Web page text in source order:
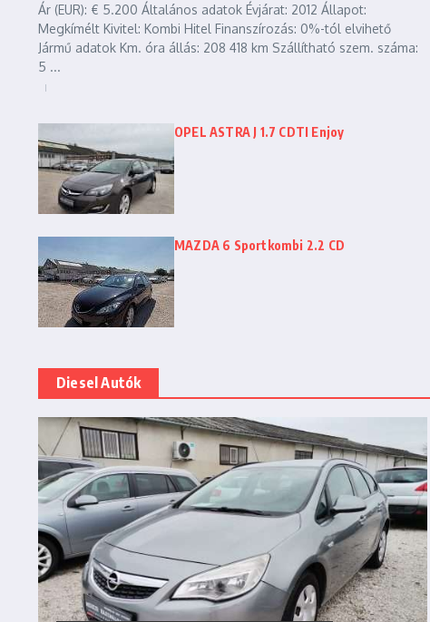
Ár (EUR): € 5.200 Általános adatok Évjárat: 2012 Állapot:
Megkímélt Kivitel: Kombi Hitel Finanszírozás: 0%-tól elvihető
Jármű adatok Km. óra állás: 208 418 km Szállítható szem. száma:
5 ...
OPEL ASTRA J 1.7 CDTI Enjoy
MAZDA 6 Sportkombi 2.2 CD
Diesel Autók